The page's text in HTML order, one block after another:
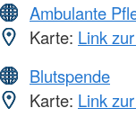
Ambulante
Karte: Link
Blutspende
Karte: Link